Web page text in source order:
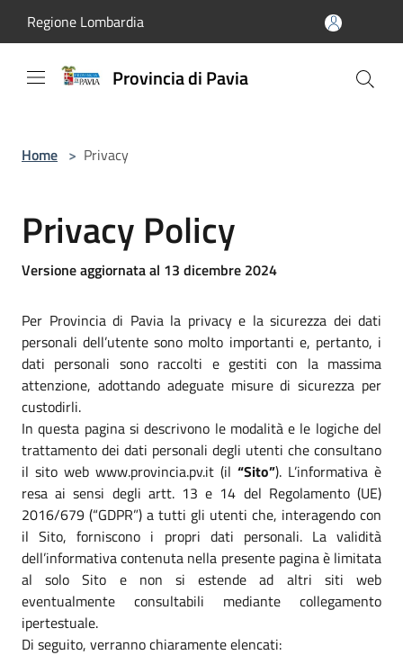
Regione Lombardia
Provincia di Pavia
Home > Privacy
Privacy Policy
Versione aggiornata al 13 dicembre 2024
Per Provincia di Pavia la privacy e la sicurezza dei dati
personali dell’utente sono molto importanti e, pertanto, i
dati personali sono raccolti e gestiti con la massima
attenzione, adottando adeguate misure di sicurezza per
custodirli.
In questa pagina si descrivono le modalità e le logiche del
trattamento dei dati personali degli utenti che consultano
il sito web www.provincia.pv.it (il “Sito”). L’informativa è
resa ai sensi degli artt. 13 e 14 del Regolamento (UE)
2016/679 (“GDPR”) a tutti gli utenti che, interagendo con
il Sito, forniscono i propri dati personali. La validità
dell’informativa contenuta nella presente pagina è limitata
al solo Sito e non si estende ad altri siti web
eventualmente consultabili mediante collegamento
ipertestuale.
Di seguito, verranno chiaramente elencati: